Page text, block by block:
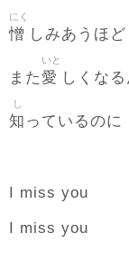
憎
にく
しみあうほど
また愛
いと
しくな
知
し
っているのに
I miss you
I miss you